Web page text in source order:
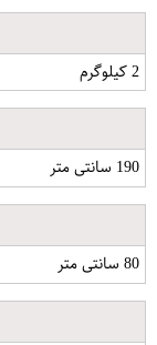
2 کیلوگرم
190 سانتی متر
80 سانتی متر